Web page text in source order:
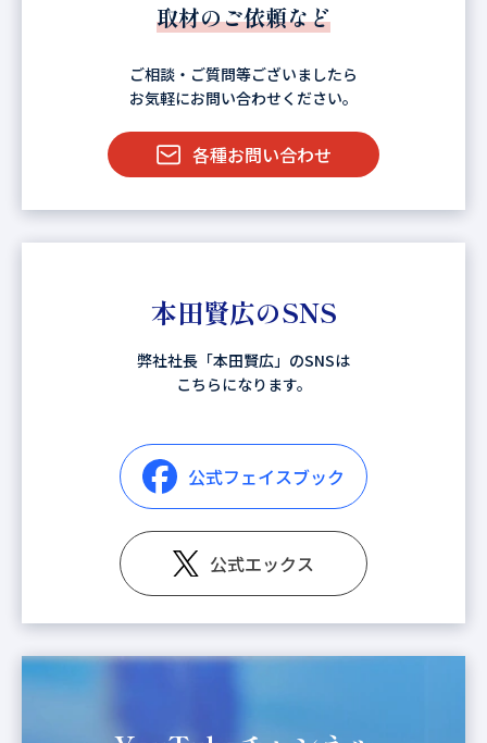
取材のご依頼など
ご相談・ご質問等ございましたら
お気軽にお問い合わせください。
各種お問い合わせ
本田賢広のSNS
弊社社長「本田賢広」のSNSは
こちらになります。
公式フェイスブック
公式エックス